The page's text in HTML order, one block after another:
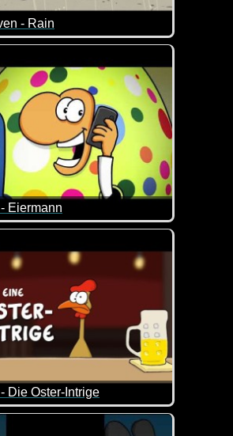
- Rain
hat Steven ganz offensichtlich
Eiermann
keine falschen Versprechungen
Die Oster-Intrige
da für eine Verschwörung? ;-)